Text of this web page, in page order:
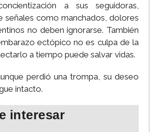
a sus seguidoras,
señales como manchados, dolores
no deben ignorarse. También
ectópico no es culpa de la
a tiempo puede salvar vidas.
perdió una trompa, su deseo
intacto.
interesar